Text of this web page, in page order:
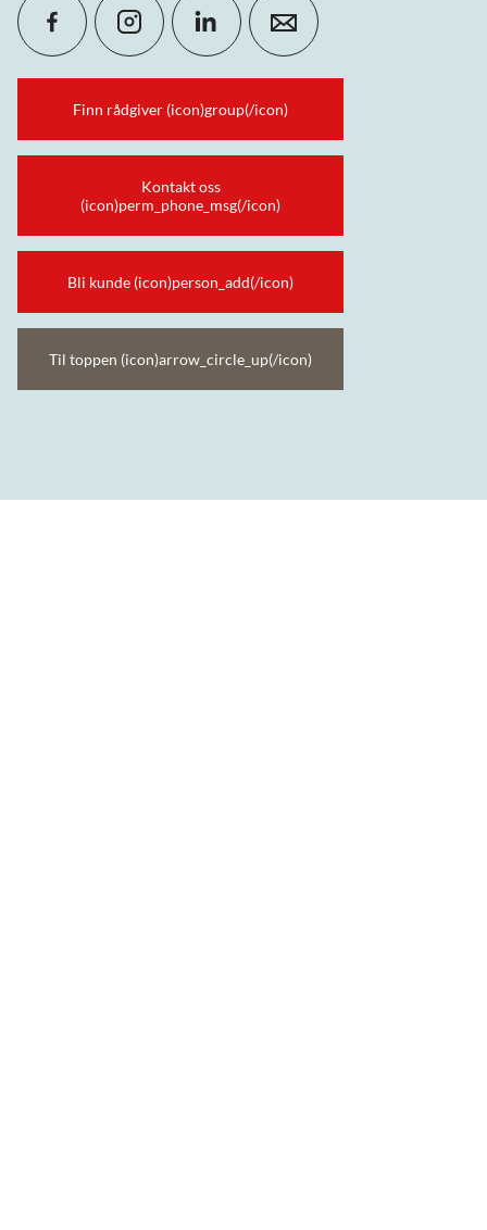
Finn rådgiver (icon)group(/icon)
Kontakt oss
(icon)perm_phone_msg(/icon)
Bli kunde (icon)person_add(/icon)
Til toppen (icon)arrow_circle_up(/icon)